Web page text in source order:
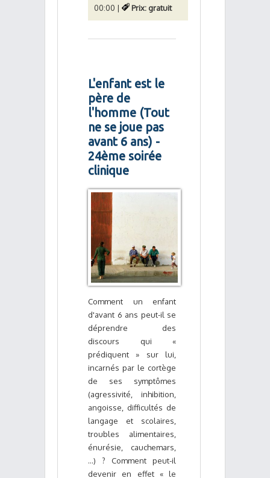
00:00 |
Prix: gratuit
L'enfant est le
père de
l'homme (Tout
ne se joue pas
avant 6 ans) -
24ème soirée
clinique
Comment un enfant
d'avant 6 ans peut-il se
déprendre des
discours qui «
prédiquent » sur lui,
incarnés par le cortège
de ses symptômes
(agressivité, inhibition,
angoisse, difficultés de
langage et scolaires,
troubles alimentaires,
énurésie, cauchemars,
…) ? Comment peut-il
devenir en effet « le